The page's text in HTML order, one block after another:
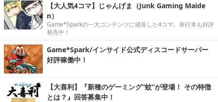
【大人気4コマ】じゃんげま（Junk Gaming Maide
n）
Game*Sparkの一大コンテンツに成長した4コマ。単行本も好評
発売中！
Game*Spark/インサイド公式ディスコードサーバー
好評稼働中！
【大喜利】『新種のゲーミング“蚊”が登場！ その特徴
とは？』回答募集中！